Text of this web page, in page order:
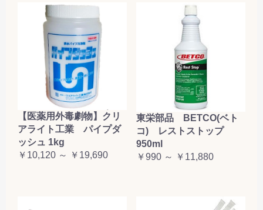
【医薬用外毒劇物】クリ
アライト工業 パイプダ
ッシュ 1kg
￥10,120 ～ ￥19,690
東栄部品 BETCO(ベト
コ) レストストップ
950ml
￥990 ～ ￥11,880